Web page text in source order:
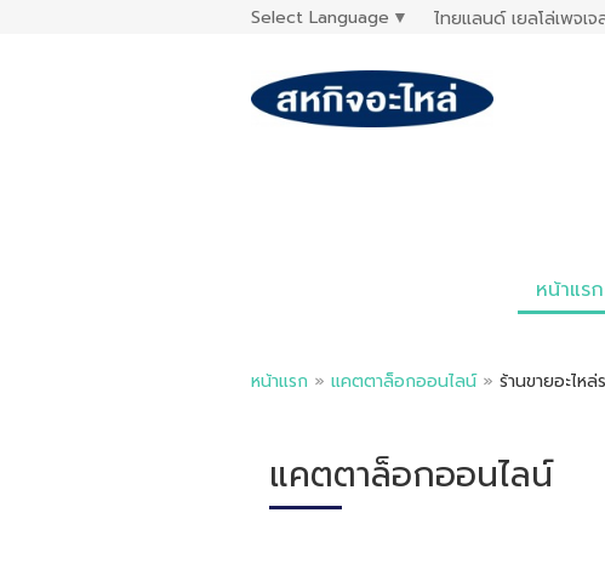
Select Language ▼ ไทยแลนด์ เยลโล่เพจเจ
หน้าแรก
หน้าแรก » แคตตาล็อกออนไลน์ » ร้านขายอะไห
แคตตาล็อกออนไลน์